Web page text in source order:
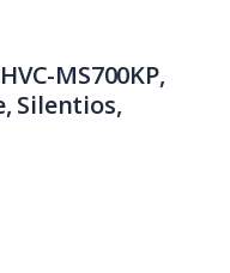
MS700KP,
Silentios,
Masina de tocat